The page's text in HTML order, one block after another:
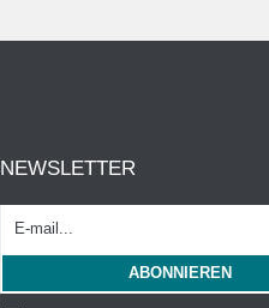
NEWSLETTER